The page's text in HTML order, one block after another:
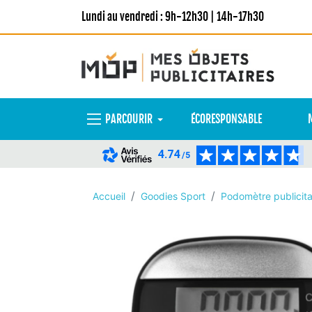
Lundi au vendredi : 9h-12h30 | 14h-17h30
PARCOURIR ÉCORESPONSABLE
4.74/5
Accueil Goodies Sport Podomètre